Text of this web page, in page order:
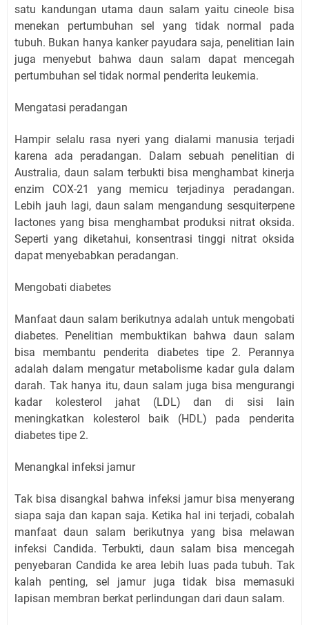
satu kandungan utama daun salam yaitu cineole bisa
menekan pertumbuhan sel yang tidak normal pada
tubuh. Bukan hanya kanker payudara saja, penelitian lain
juga menyebut bahwa daun salam dapat mencegah
pertumbuhan sel tidak normal penderita leukemia.
Mengatasi peradangan
Hampir selalu rasa nyeri yang dialami manusia terjadi
karena ada peradangan. Dalam sebuah penelitian di
Australia, daun salam terbukti bisa menghambat kinerja
enzim COX-21 yang memicu terjadinya peradangan.
Lebih jauh lagi, daun salam mengandung sesquiterpene
lactones yang bisa menghambat produksi nitrat oksida.
Seperti yang diketahui, konsentrasi tinggi nitrat oksida
dapat menyebabkan peradangan.
Mengobati diabetes
Manfaat daun salam berikutnya adalah untuk mengobati
diabetes. Penelitian membuktikan bahwa daun salam
bisa membantu penderita diabetes tipe 2. Perannya
adalah dalam mengatur metabolisme kadar gula dalam
darah. Tak hanya itu, daun salam juga bisa mengurangi
kadar kolesterol jahat (LDL) dan di sisi lain
meningkatkan kolesterol baik (HDL) pada penderita
diabetes tipe 2.
Menangkal infeksi jamur
Tak bisa disangkal bahwa infeksi jamur bisa menyerang
siapa saja dan kapan saja. Ketika hal ini terjadi, cobalah
manfaat daun salam berikutnya yang bisa melawan
infeksi Candida. Terbukti, daun salam bisa mencegah
penyebaran Candida ke area lebih luas pada tubuh. Tak
kalah penting, sel jamur juga tidak bisa memasuki
lapisan membran berkat perlindungan dari daun salam.